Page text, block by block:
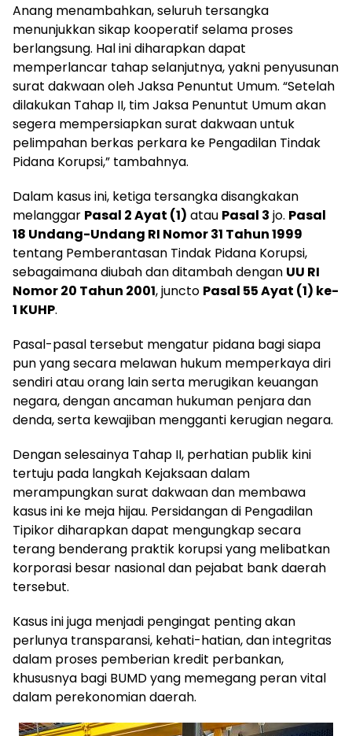
Anang menambahkan, seluruh tersangka
menunjukkan sikap kooperatif selama proses
berlangsung. Hal ini diharapkan dapat
memperlancar tahap selanjutnya, yakni penyusunan
surat dakwaan oleh Jaksa Penuntut Umum. “Setelah
dilakukan Tahap II, tim Jaksa Penuntut Umum akan
segera mempersiapkan surat dakwaan untuk
pelimpahan berkas perkara ke Pengadilan Tindak
Pidana Korupsi,” tambahnya.
Dalam kasus ini, ketiga tersangka disangkakan
melanggar Pasal 2 Ayat (1) atau Pasal 3 jo. Pasal
18 Undang-Undang RI Nomor 31 Tahun 1999
tentang Pemberantasan Tindak Pidana Korupsi,
sebagaimana diubah dan ditambah dengan UU RI
Nomor 20 Tahun 2001, juncto Pasal 55 Ayat (1) ke-
1 KUHP.
Pasal-pasal tersebut mengatur pidana bagi siapa
pun yang secara melawan hukum memperkaya diri
sendiri atau orang lain serta merugikan keuangan
negara, dengan ancaman hukuman penjara dan
denda, serta kewajiban mengganti kerugian negara.
Dengan selesainya Tahap II, perhatian publik kini
tertuju pada langkah Kejaksaan dalam
merampungkan surat dakwaan dan membawa
kasus ini ke meja hijau. Persidangan di Pengadilan
Tipikor diharapkan dapat mengungkap secara
terang benderang praktik korupsi yang melibatkan
korporasi besar nasional dan pejabat bank daerah
tersebut.
Kasus ini juga menjadi pengingat penting akan
perlunya transparansi, kehati-hatian, dan integritas
dalam proses pemberian kredit perbankan,
khususnya bagi BUMD yang memegang peran vital
dalam perekonomian daerah.